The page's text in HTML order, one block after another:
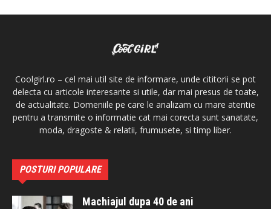
Coolgirl.ro – cel mai util site de informare, unde cititorii se pot
delecta cu articole interesante si utile, dar mai presus de toate,
de actualitate. Domeniile pe care le analizam cu mare atentie
pentru a transmite o informatie cat mai corecta sunt sanatate,
moda, dragoste & relatii, frumusete, si timp liber.
POSTURI POPULARE
Machiajul dupa 40 de ani